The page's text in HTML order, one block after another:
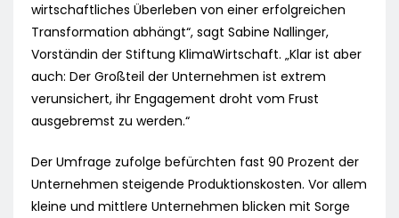
wirtschaftliches Überleben von einer erfolgreichen
Transformation abhängt“, sagt Sabine Nallinger,
Vorständin der Stiftung KlimaWirtschaft. „Klar ist aber
auch: Der Großteil der Unternehmen ist extrem
verunsichert, ihr Engagement droht vom Frust
ausgebremst zu werden.“
Der Umfrage zufolge befürchten fast 90 Prozent der
Unternehmen steigende Produktionskosten. Vor allem
kleine und mittlere Unternehmen blicken mit Sorge